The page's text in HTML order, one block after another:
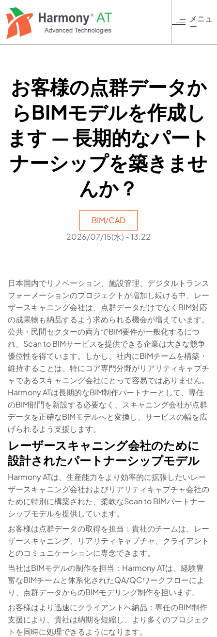
イ
コ
メニュ
ー
お客様の点群データか
らBIMモデルを作成し
ます ― 長期的なパート
ナーシップを築きませ
んか？
BIM/CAD
2026/07/15(水) - 13:22
日本国内でリノベーション、施設管理、デジタルトランス
フォーメーションのプロジェクトが増加し続ける中、レー
ザースキャニング会社は、点群データだけでなくBIM対応
の成果物も納品するよう求められる機会が増えています。
公共・民間セクターの両方でBIM要件が一般化するにつ
れ、Scan to BIMサービスを提供できる企業は大きな競争
優位性を得ています。しかし、社内にBIMチームを構築・
維持することは、特にコア専門分野がリアリティキャプチ
ャであるスキャニング会社にとって容易ではありません。
Harmony ATは長期的なBIM制作パートナーとして、専任
のBIM部門を新設する必要なく、スキャニング会社が点群
データを正確なBIMモデルへと変換し、サービスの幅を広
げられるよう支援します。
レーザースキャニング会社のために
設計されたパートナーシップモデル
Harmony ATは、生産能力をより効率的に拡張したいレー
ザースキャニング会社およびリアリティキャプチャ会社の
ために特別に構築された、柔軟なScan to BIMパートナー
シップモデルを提供しています。
お客様は点群データの取得を担当：貴社のチームは、レー
ザースキャニング、リアリティキャプチャ、クライアント
とのコミュニケーションに専念できます。
当社はBIMモデルの制作を担当：Harmony ATは、経験豊
富なBIMチームと体系化されたQA/QCワークフローによ
り、点群データからのBIMモデリング制作を担います。
お客様はより迅速にクライアントへ納品：専任のBIM制作
支援により、貴社は納期を短縮し、より多くのプロジェク
トを同時に処理できるようになります。